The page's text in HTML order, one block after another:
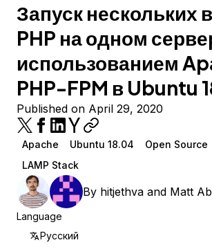
Запуск нескольких
PHP на одном
использованием
PHP-FPM в Ubuntu
Published on April 29, 2020
Apache Ubuntu 18.04 Open Source
LAMP Stack
By hitjethva and Matt
Language
Русский